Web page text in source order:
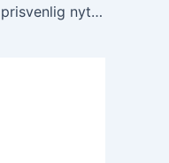
Canon GI-56C cyan blækrefill – Eksklusiv og prisvenlig nytænkning